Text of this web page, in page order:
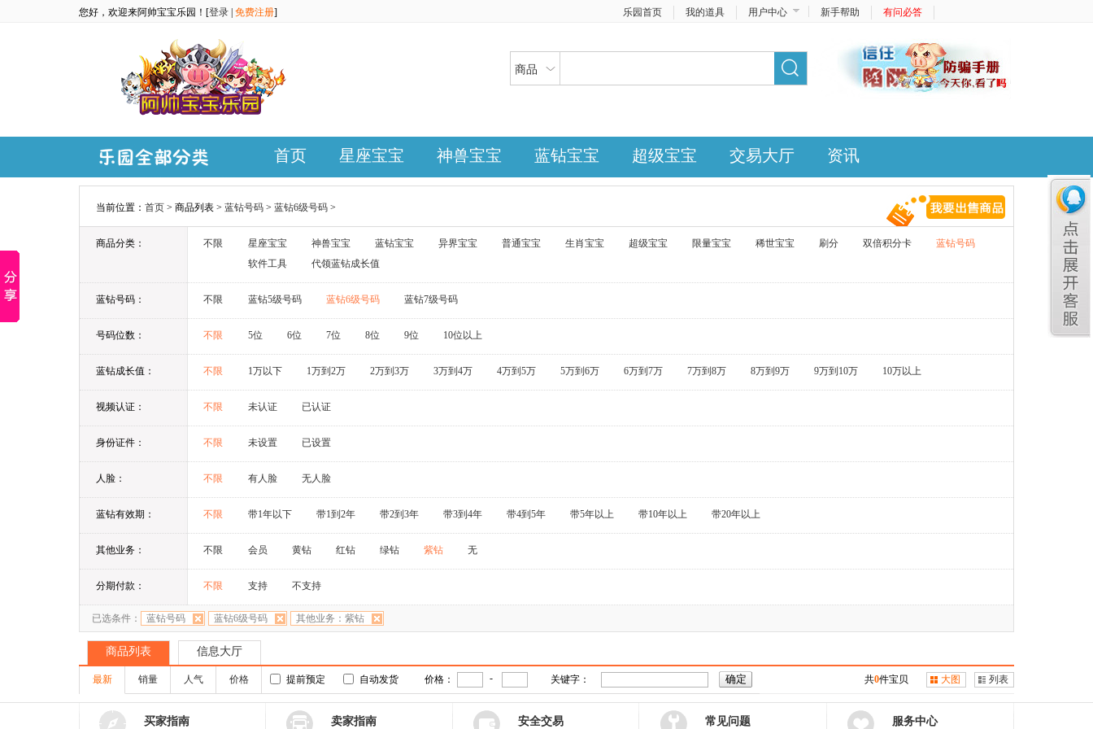
您好，欢迎来阿帅宝宝乐园！[登录 免费注册] 乐园首页 我的道具 用户中心 新手帮助 有问必答
商品
首页 星座宝宝 神兽宝宝 蓝钻宝宝 超级宝宝 交易大厅 资讯
当前位置： 首页 > 商品列表 > 蓝钻号码 > 蓝钻6级号码 >
商品分类： 不限 星座宝宝 神兽宝宝 蓝钻宝宝 异界宝宝 普通宝宝 生肖宝宝 超级宝宝 限量宝宝 稀世宝宝 刷分 双倍积分卡
蓝钻号码
软件工具
代领蓝钻成长值
蓝钻号码： 不限 蓝钻5级号码 蓝钻6级号码 蓝钻7级号码
号码位数： 不限 5位 6位 7位 8位 9位 10位以上
蓝钻成长值： 不限 1万以下 1万到2万 2万到3万 3万到4万 4万到5万 5万到6万 6万到7万 7万到8万 8万到9万 9万到10万 10万以上
视频认证： 不限 未认证 已认证
身份证件： 不限 未设置 已设置
人脸： 不限 有人脸 无人脸
蓝钻有效期： 不限 带1年以下 带1到2年 带2到3年 带3到4年 带4到5年 带5年以上 带10年以上 带20年以上
其他业务： 不限 会员 黄钻 红钻 绿钻 紫钻 无
分期付款： 不限 支持 不支持
已选条件： 蓝钻号码 蓝钻6级号码 其他业务：紫钻
商品列表 信息大厅
最新 销量 人气 价格 提前预定 自动发货 价格： - 关键字： 共0件宝贝 列表
大图
买家指南 卖家指南 安全交易 常见问题 服务中心